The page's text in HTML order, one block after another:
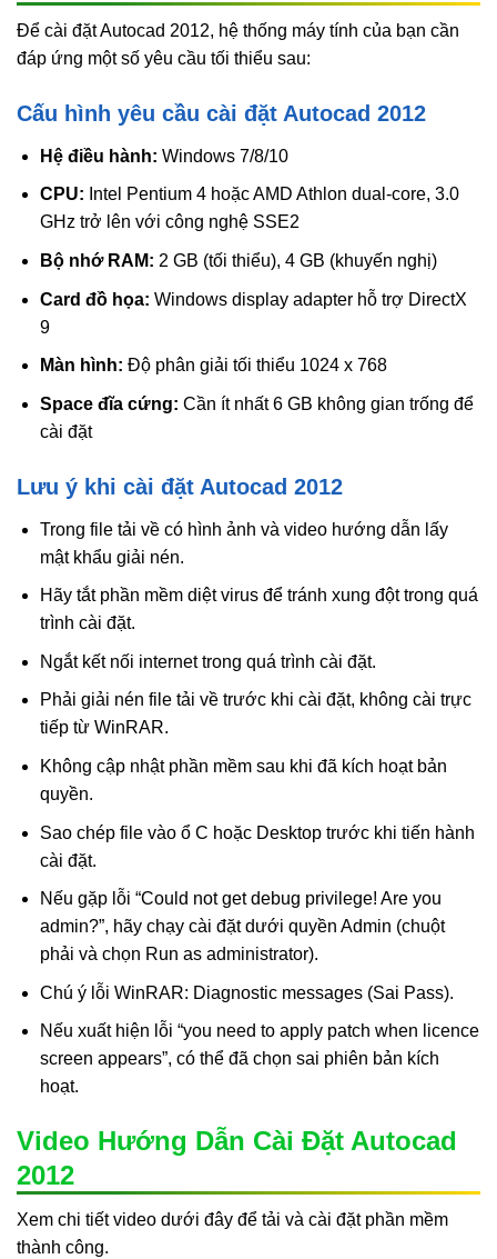
Để cài đặt Autocad 2012, hệ thống máy tính của bạn cần
đáp ứng một số yêu cầu tối thiểu sau:
Cấu hình yêu cầu cài đặt Autocad 2012
Hệ điều hành: Windows 7/8/10
CPU: Intel Pentium 4 hoặc AMD Athlon dual-core, 3.0
GHz trở lên với công nghệ SSE2
Bộ nhớ RAM: 2 GB (tối thiểu), 4 GB (khuyến nghị)
Card đồ họa: Windows display adapter hỗ trợ DirectX
9
Màn hình: Độ phân giải tối thiểu 1024 x 768
Space đĩa cứng: Cần ít nhất 6 GB không gian trống để
cài đặt
Lưu ý khi cài đặt Autocad 2012
Trong file tải về có hình ảnh và video hướng dẫn lấy
mật khẩu giải nén.
Hãy tắt phần mềm diệt virus để tránh xung đột trong quá
trình cài đặt.
Ngắt kết nối internet trong quá trình cài đặt.
Phải giải nén file tải về trước khi cài đặt, không cài trực
tiếp từ WinRAR.
Không cập nhật phần mềm sau khi đã kích hoạt bản
quyền.
Sao chép file vào ổ C hoặc Desktop trước khi tiến hành
cài đặt.
Nếu gặp lỗi “Could not get debug privilege! Are you
admin?”, hãy chạy cài đặt dưới quyền Admin (chuột
phải và chọn Run as administrator).
Chú ý lỗi WinRAR: Diagnostic messages (Sai Pass).
Nếu xuất hiện lỗi “you need to apply patch when licence
screen appears”, có thể đã chọn sai phiên bản kích
hoạt.
Video Hướng Dẫn Cài Đặt Autocad
2012
Xem chi tiết video dưới đây để tải và cài đặt phần mềm
thành công.